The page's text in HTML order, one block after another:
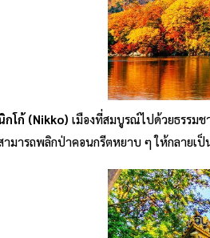
กโก้ (Nikko) เมืองที่สมบูรณ์ไปด้วยธรรม
ามารถพลิกป่าคอนกรีตหยาบ ๆ ให้กลายเ